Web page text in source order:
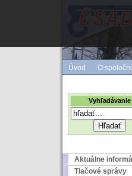
Úvod O
Vyhľadávanie
Aktuálne
Tlačové správy